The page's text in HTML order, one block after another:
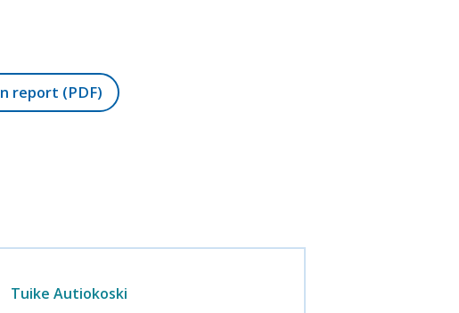
report (PDF)
Tuike Autiokoski